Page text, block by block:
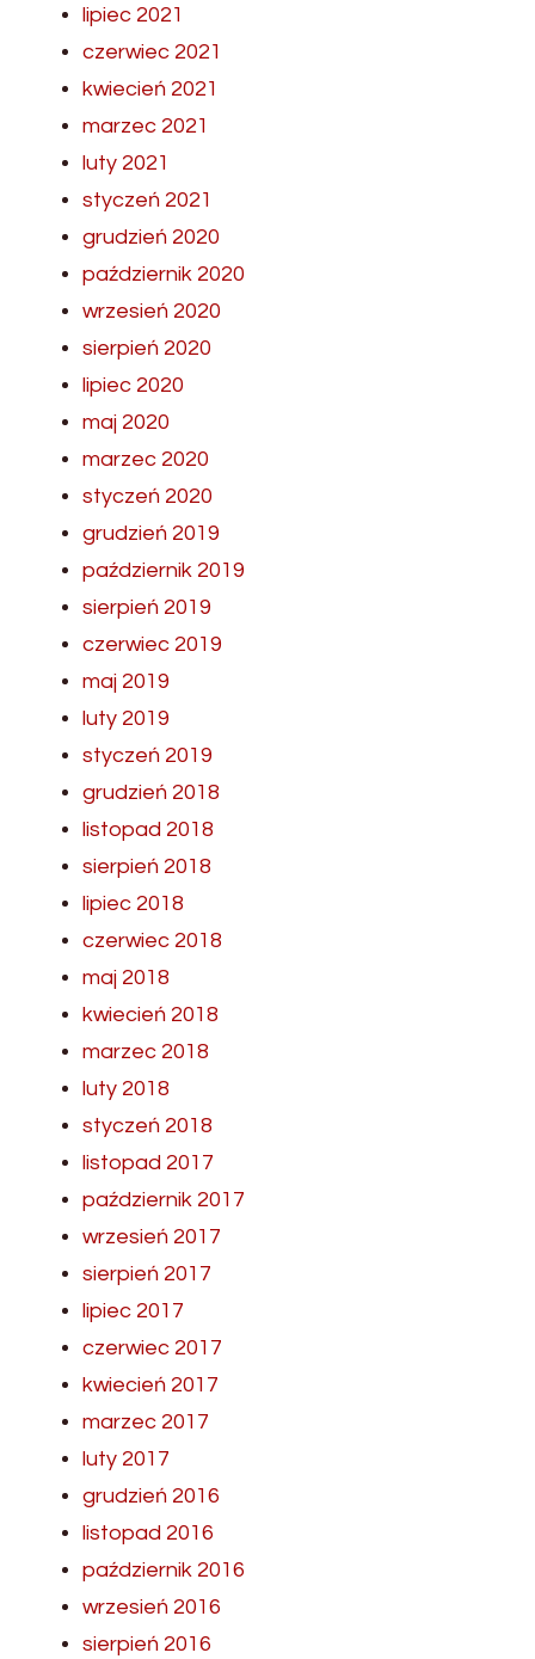
lipiec 2021
czerwiec 2021
kwiecień 2021
marzec 2021
luty 2021
styczeń 2021
grudzień 2020
październik 2020
wrzesień 2020
sierpień 2020
lipiec 2020
maj 2020
marzec 2020
styczeń 2020
grudzień 2019
październik 2019
sierpień 2019
czerwiec 2019
maj 2019
luty 2019
styczeń 2019
grudzień 2018
listopad 2018
sierpień 2018
lipiec 2018
czerwiec 2018
maj 2018
kwiecień 2018
marzec 2018
luty 2018
styczeń 2018
listopad 2017
październik 2017
wrzesień 2017
sierpień 2017
lipiec 2017
czerwiec 2017
kwiecień 2017
marzec 2017
luty 2017
grudzień 2016
listopad 2016
październik 2016
wrzesień 2016
sierpień 2016